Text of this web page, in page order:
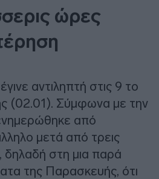
ώρες
αντιληπτή στις 9 το
(02.01). Σύμφωνα με την
από
μετά από τρεις
δηλαδή στη μια παρά
της Παρασκευής, ότι